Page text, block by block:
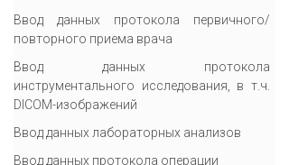
Ввод данных протокола первичного/
повторного приема врача
Ввод данных протокола
инструментального исследования, в т.ч.
DICOM-изображений
Ввод данных лабораторных анализов
Ввод данных протокола операции